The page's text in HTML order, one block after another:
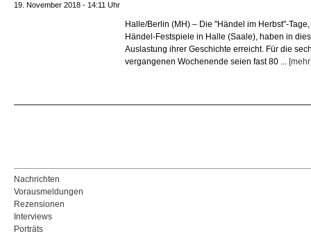
19. November 2018 - 14:11 Uhr
Halle/Berlin (MH) – Die "Händel im Herbst"-
Händel-Festspiele in Halle (Saale), haben in
Auslastung ihrer Geschichte erreicht. Für die
vergangenen Wochenende seien fast 80 ...
Nachrichten
Vorausmeldungen
Rezensionen
Interviews
Porträts